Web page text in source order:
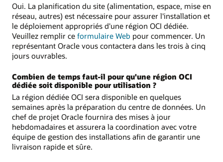
Oui. La planification du site (alimentation, espace, mise en
réseau, autres) est nécessaire pour assurer l'installation et
le déploiement appropriés d'une région OCI dédiée.
Veuillez remplir ce formulaire Web pour commencer. Un
représentant Oracle vous contactera dans les trois à cinq
jours ouvrables.
Combien de temps faut-il pour qu'une région OCI
dédiée soit disponible pour utilisation ?
La région dédiée OCI sera disponible en quelques
semaines après la préparation du centre de données. Un
chef de projet Oracle fournira des mises à jour
hebdomadaires et assurera la coordination avec votre
équipe de gestion des installations afin de garantir une
livraison rapide et sûre.